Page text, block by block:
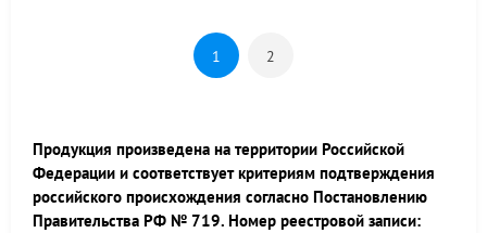
1 2
Продукция произведена на территории Российской
Федерации и соответствует критериям подтверждения
российского происхождения согласно Постановлению
Правительства РФ № 719. Номер реестровой записи: